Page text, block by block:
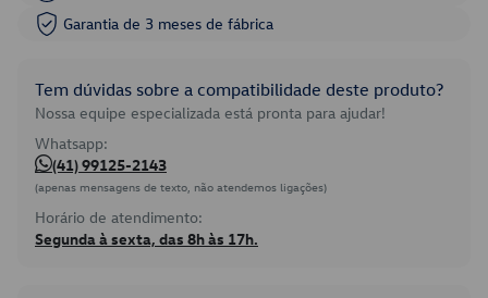
Garantia de 3 meses de fábrica
Tem dúvidas sobre a compatibilidade deste produto?
Nossa equipe especializada está pronta para ajudar!
Whatsapp:
(41) 99125-2143
(apenas mensagens de texto, não atendemos ligações)
Horário de atendimento:
Segunda à sexta, das 8h às 17h.